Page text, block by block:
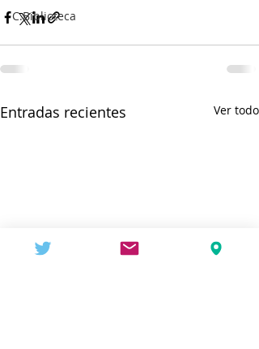
C.Biblioteca
Entradas recientes Ver todo